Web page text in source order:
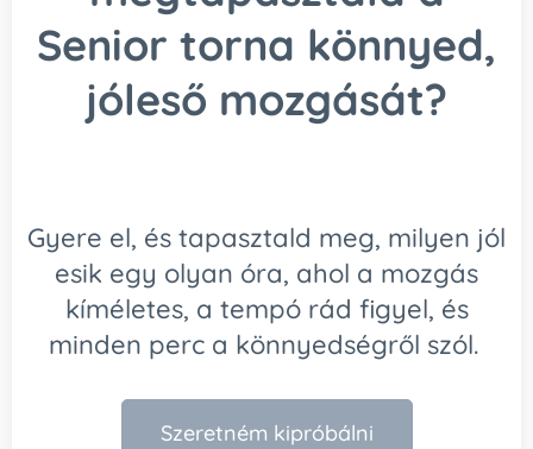
Senior torna könnyed,
jóleső mozgását?
Gyere el, és tapasztald meg, milyen jól
esik egy olyan óra, ahol a mozgás
kíméletes, a tempó rád figyel, és
minden perc a könnyedségről szól.
Szeretném kipróbálni